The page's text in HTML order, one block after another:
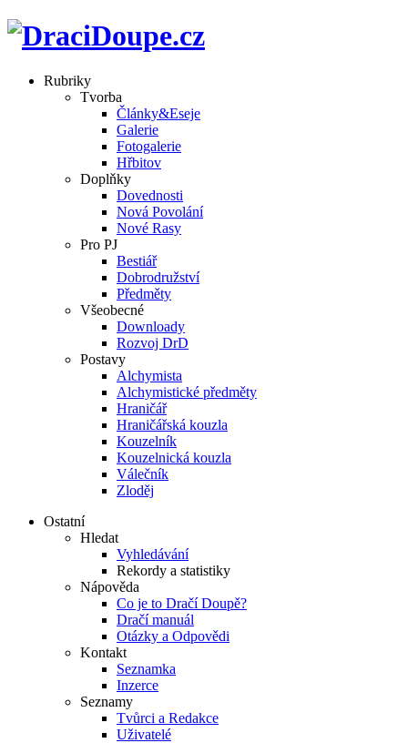
Rubriky
Tvorba
Články&Eseje
Galerie
Fotogalerie
Hřbitov
Doplňky
Dovednosti
Nová Povolání
Nové Rasy
Pro PJ
Bestiář
Dobrodružství
Předměty
Všeobecné
Downloady
Rozvoj DrD
Postavy
Alchymista
Alchymistické předměty
Hraničář
Hraničářská kouzla
Kouzelník
Kouzelnická kouzla
Válečník
Zloděj
Ostatní
Hledat
Vyhledávání
Rekordy a statistiky
Nápověda
Co je to Dračí Doupě?
Dračí manuál
Otázky a Odpovědi
Kontakt
Seznamka
Inzerce
Seznamy
Tvůrci a Redakce
Uživatelé